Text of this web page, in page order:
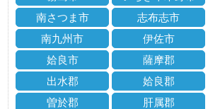
南さつま市
志布志市
南九州市
伊佐市
姶良市
薩摩郡
出水郡
姶良郡
曽於郡
肝属郡